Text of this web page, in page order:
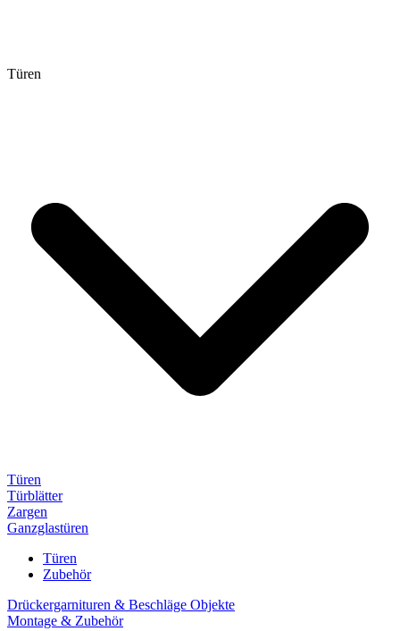
Türen
Türen
Türblätter
Zargen
Ganzglastüren
Türen
Zubehör
Drückergarnituren & Beschläge Objekte
Montage & Zubehör